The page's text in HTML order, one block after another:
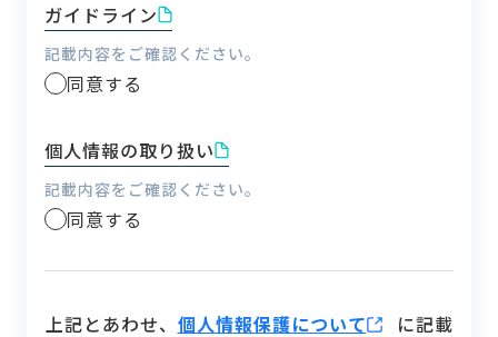
ガイドライン
記載内容をご確認ください。
同意する
個人情報の取り扱い
記載内容をご確認ください。
同意する
上記とあわせ、 個人情報保護について
に記載